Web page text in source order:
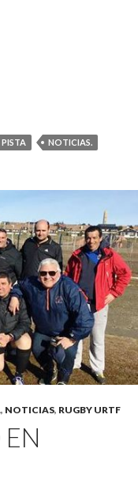
NOTICIAS.
, NOTICIAS, RUGBY URTF